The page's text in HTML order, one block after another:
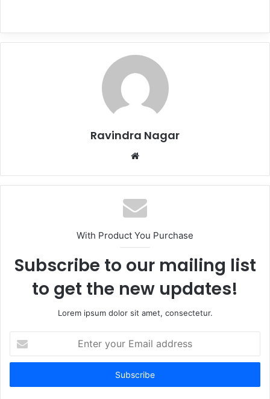
Ravindra Nagar
Website
With Product You Purchase
Subscribe to our mailing list
to get the new updates!
Lorem ipsum dolor sit amet, consectetur.
your
Email